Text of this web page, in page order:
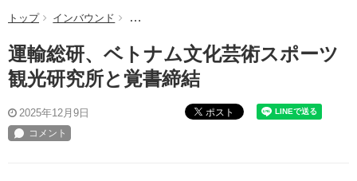
トップ インバウンド 運輸総研、ベトナム文化芸術スポーツ観光研究
運輸総研、ベトナム文化芸術スポーツ
観光研究所と覚書締結
2025年12月9日 ポスト